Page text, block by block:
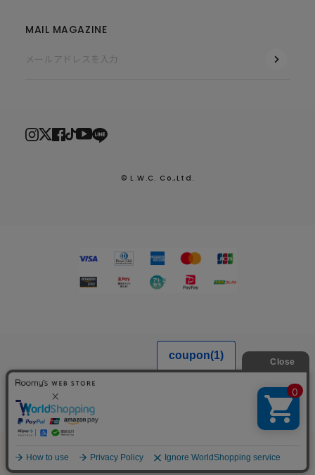
MAIL MAGAZINE
© L.W.C. Co.,Ltd.